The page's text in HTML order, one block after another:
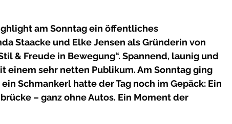
am Sonntag ein öffentliches
Staacke und Elke Jensen als Gründerin von
& Freude in Bewegung“. Spannend, launig und
sehr netten Publikum. Am Sonntag ging
Schmankerl hatte der Tag noch im Gepäck: Ein
– ganz ohne Autos. Ein Moment der